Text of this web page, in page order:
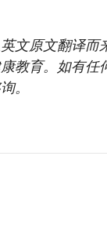
文原文翻译而
教育。如有任
。